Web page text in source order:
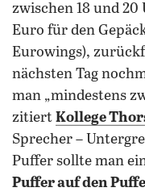
zwischen 18 und
Euro für den
Eurowings),
nächsten Tag
man „mindestens
zitiert Kollege
Sprecher –
Puffer sollte man
Puffer auf den